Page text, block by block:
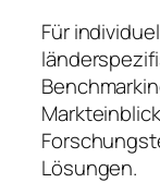
Für
Lösungen.